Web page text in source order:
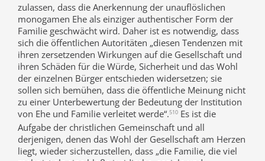
zulassen, dass die Anerkennung der unauflöslichen
monogamen Ehe als einziger authentischer Form der
Familie geschwächt wird. Daher ist es notwendig, dass
sich die öffentlichen Autoritäten „diesen Tendenzen mit
ihren zersetzenden Wirkungen auf die Gesellschaft und
ihren Schäden für die Würde, Sicherheit und das Wohl
der einzelnen Bürger entschieden widersetzen; sie
sollen sich bemühen, dass die öffentliche Meinung nicht
zu einer Unterbewertung der Bedeutung der Institution
von Ehe und Familie verleitet werde“.510 Es ist die
Aufgabe der christlichen Gemeinschaft und all
derjenigen, denen das Wohl der Gesellschaft am Herzen
liegt, wieder sicherzustellen, dass „die Familie, die viel